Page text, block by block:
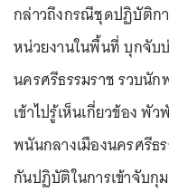
กล่าวถึงกรณีชุดปฏิบัติก
หน่วยงานในพื้นที่ บุกจับ
นครศรีธรรมราช รวบนั
เข้าไปรู้เห็นเกี่ยวข้อง พั
พนันกลางเมืองนครศรีธ
กันปฏิบัติในการเข้าจับกุ